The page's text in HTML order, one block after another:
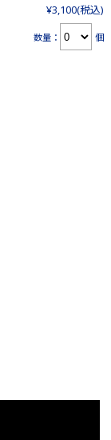
¥3,100(税込)
数量： 個